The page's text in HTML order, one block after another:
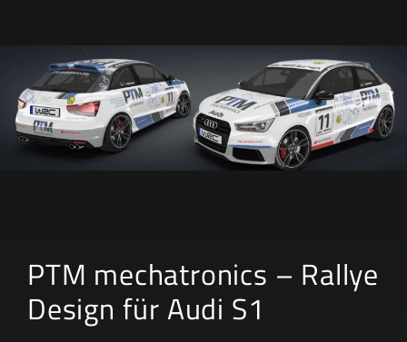
PTM mechatronics – Rallye
Design für Audi S1